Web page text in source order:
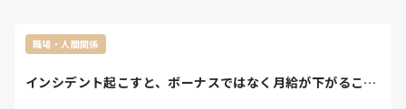
職場・人間関係
インシデント起こすと、ボーナスではなく月給が下がること